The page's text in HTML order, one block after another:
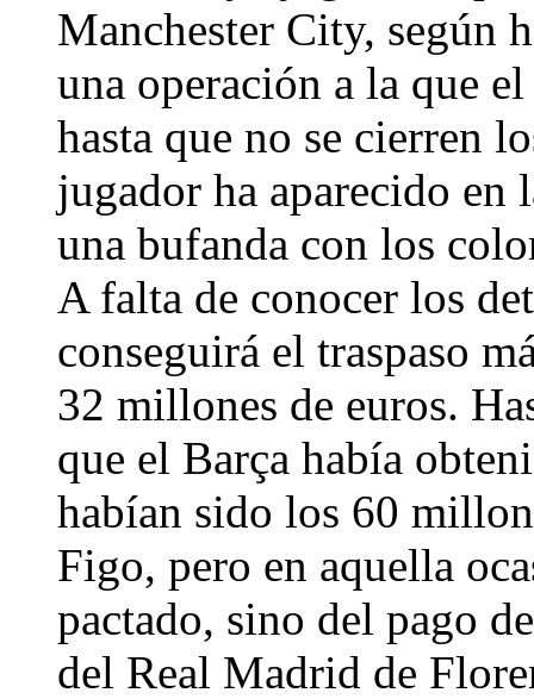
Manchester City, según
una operación a la que
hasta que no se cierren
jugador ha aparecido
una bufanda con los
A falta de conocer los
conseguirá el traspaso
32 millones de euros.
que el Barça había
habían sido los 60
Figo, pero en aquella
pactado, sino del pago
del Real Madrid de